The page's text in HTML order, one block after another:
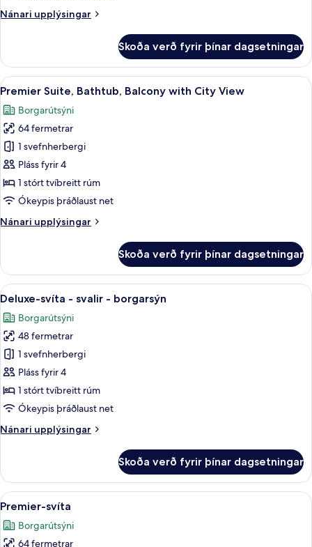
City
Nánari upplýsingar
Nánari
Suite,
Bathtub,
Balcony
City
View
Skoða verð fyrir þínar dagsetningar
Skoða
allar
myndir
fyrir
Premier
Suite,
Bathtub,
Balcony
City
Premier Suite, Bathtub, Balcony
12
Premier Suite, Bathtub, Balcony with City View
Borgarútsýni
64 fermetrar
1 svefnherbergi
Pláss fyrir 4
1 stórt tvíbreitt rúm
Ókeypis þráðlaust net
Nánari upplýsingar
Nánari
Suite,
Bathtub,
Balcony
City
View
Skoða verð fyrir þínar dagsetningar
Skoða
allar
myndir
fyrir
Deluxe-
svíta
-
svalir
borgarsýn
Deluxe-svíta - svalir - borgarsýn | 1
15
Deluxe-svíta - svalir - borgarsýn
Borgarútsýni
48 fermetrar
1 svefnherbergi
Pláss fyrir 4
1 stórt tvíbreitt rúm
Ókeypis þráðlaust net
Nánari upplýsingar
Nánari
svíta
svalir
borgarsýn
Skoða verð fyrir þínar dagsetningar
Skoða
allar
myndir
Premier-svíta | 1 svefnherbergi,
14
Premier-svíta
Borgarútsýni
64 fermetrar